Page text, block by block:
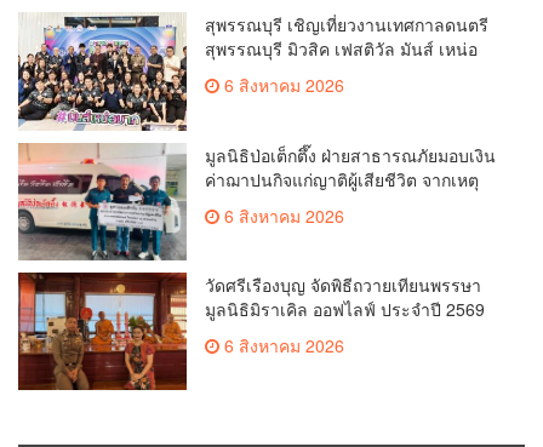
สุพรรณบุรี เชิญเที่ยวงานเทศกาลดนตรี
สุพรรณบุรี มิวสิค เฟสติวัล มันส์ เหน่อ
มาก6 สิงหาคม 2026
มูลนิธิป่อเต็กตึ๊ง ฝ่ายสาธารณภัยมอบเงิน
ค่าฌาปนกิจแก่ญาติผู้เสียชีวิต จากเหตุ
20,000 บาท
6 สิงหาคม 2026
วัดศรีเรืองบุญ จัดพิธีถวายเทียนพรรษา
มูลนิธิมิราเคิล ออฟไลฟ์ ประจำปี 2569
พล.ต.ต.ศิริวัฒน์ ดีพอ ให้เกียรติเป็น
ประธาน
6 สิงหาคม 2026